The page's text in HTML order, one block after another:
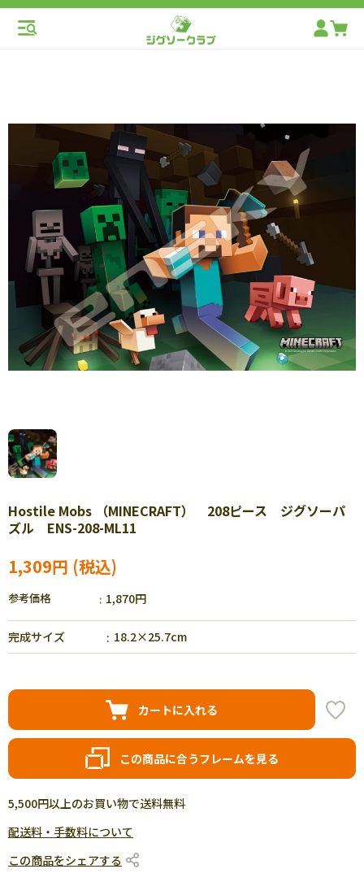
Hostile Mobs （MINECRAFT） 208ピース ジグソーパ
ズル ENS-208-ML11
1,309円
参考価格 1,870円
完成サイズ 18.2×25.7cm
カートに入れる
この商品に合うフレームを見る
5,500円以上のお買い物で送料無料
配送料・手数料について
この商品をシェアする